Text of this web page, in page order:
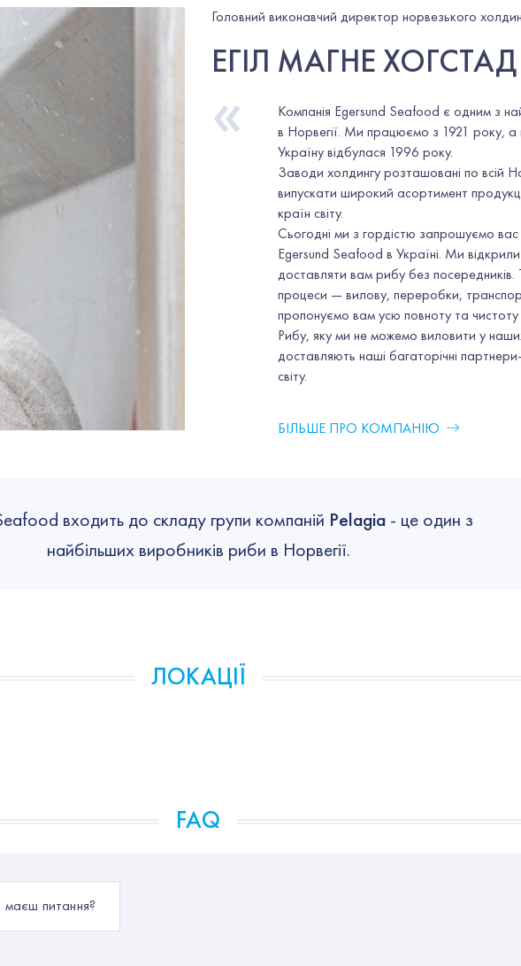
Головний виконавчий директор норвезького
ЕГІЛ МАГНЕ ХОГСТАД
«
Компанія Egersund Seafood є одним з
в Норвегії. Ми працюємо з 1921 року,
Україну відбулася 1996 року.
Заводи холдингу розташовані по всій
випускати широкий асортимент
країн світу.
Сьогодні ми з гордістю запрошуємо вас
Egersund Seafood в Україні. Ми
доставляти вам рибу без
процеси — вилову, переробки,
пропонуємо вам усю повноту та
Рибу, яку ми не можемо виловити у
доставляють наші багаторічні
світу.
БІЛЬШЕ ПРО КОМПАНІЮ
входить до складу групи компаній Pelagia- це один з
найбільших виробників риби в Норвегії.
ЛОКАЦІЇ
FAQ
маєш питання?